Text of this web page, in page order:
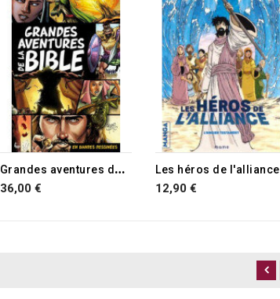
G
randes aventures de la Bible
36,00 €
Les héros de l'alliance
12,90 €